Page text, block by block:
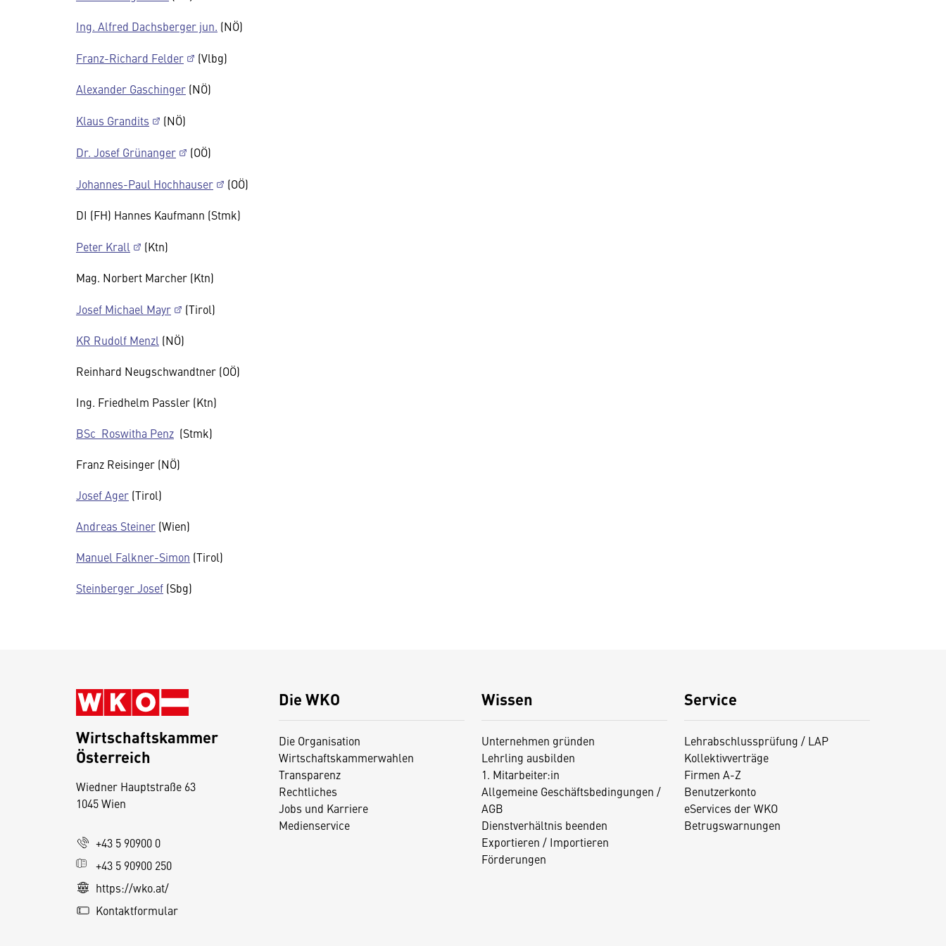
Ing. Alfred Dachsberger jun. (NÖ)
Franz-Richard Felder
(Vlbg)
Alexander Gaschinger (NÖ)
Klaus Grandits (NÖ)
Dr. Josef Grünanger (OÖ)
Johannes-Paul Hochhauser
(OÖ)
DI (FH) Hannes Kaufmann (Stmk)
Peter Krall
(Ktn)
Mag. Norbert Marcher (Ktn)
Josef Michael Mayr
(Tirol)
KR Rudolf Menzl (NÖ)
Reinhard Neugschwandtner (OÖ)
Ing. Friedhelm Passler (Ktn)
BSc Roswitha Penz (Stmk)
Franz Reisinger (NÖ)
Josef Ager (Tirol)
Andreas Steiner (Wien)
Manuel Falkner-Simon (Tirol)
Steinberger Josef (Sbg)
Die WKO
Die Organisation
Wirtschaftskammerwahlen
Transparenz
Rechtliches
Jobs und Karriere
Medienservice
Wissen
Unternehmen gründen
Lehrling ausbilden
1. Mitarbeiter:in
Allgemeine Geschäftsbedingungen /
AGB
Dienstverhältnis beenden
Exportieren / Importieren
Förderungen
Service
Lehrabschlussprüfung / LAP
Kollektivverträge
Firmen A-Z
Benutzerkonto
eServices der WKO
Betrugswarnungen
Wirtschaftskammer
Österreich
Wiedner Hauptstraße 63
1045 Wien
+43 5 90900 0
+43 5 90900 250
https://wko.at/
Kontaktformular